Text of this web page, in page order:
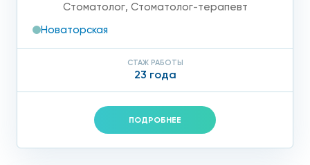
Стоматолог, Стоматолог-терапевт
Новаторская
СТАЖ РАБОТЫ
23 года
ПОДРОБНЕЕ